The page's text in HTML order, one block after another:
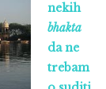
nekih
bhakta
da ne
trebam